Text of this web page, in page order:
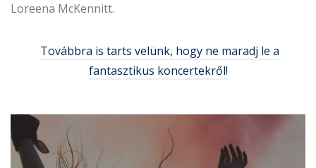
Loreena McKennitt.
Továbbra is tarts velünk, hogy ne maradj le a
fantasztikus koncertekről!